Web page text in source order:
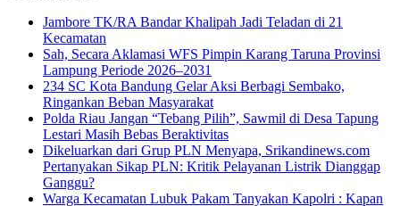
Jambore TK/RA Bandar Khalipah Jadi Teladan di 21
Kecamatan
Sah, Secara Aklamasi WFS Pimpin Karang Taruna Provinsi
Lampung Periode 2026–2031
234 SC Kota Bandung Gelar Aksi Berbagi Sembako,
Ringankan Beban Masyarakat
Polda Riau Jangan “Tebang Pilih”, Sawmil di Desa Tapung
Lestari Masih Bebas Beraktivitas
Dikeluarkan dari Grup PLN Menyapa, Srikandinews.com
Pertanyakan Sikap PLN: Kritik Pelayanan Listrik Dianggap
Ganggu?
Warga Kecamatan Lubuk Pakam Tanyakan Kapolri : Kapan